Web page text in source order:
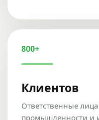
800+
Клиентов
Ответственные
промышленности и